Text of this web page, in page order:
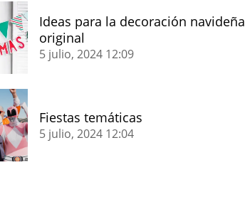
Ideas para la decoración
original
5 julio, 2024 12:09
Fiestas temáticas
5 julio, 2024 12:04